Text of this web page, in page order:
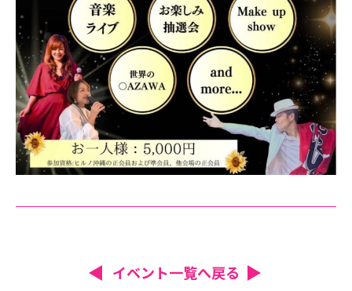
イベント一覧へ戻る